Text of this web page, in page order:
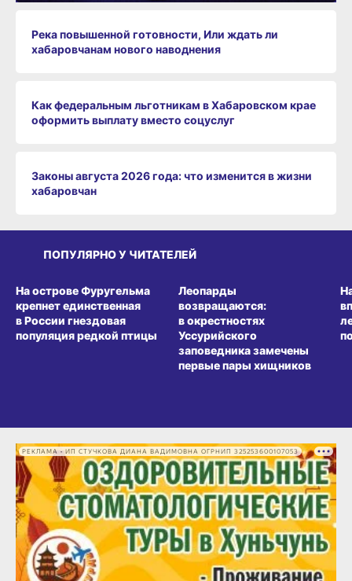
Река повышенной готовности, Или ждать ли
хабаровчанам нового наводнения
Как федеральным льготникам в Хабаровском крае
оформить выплату вместо соцуслуг
Законы августа 2026 года: что изменится в жизни
хабаровчан
ПОПУЛЯРНО У ЧИТАТЕЛЕЙ
На острове Фуругельма
крепнет единственная
в России гнездовая
популяция редкой птицы
Леопарды
возвращаются:
в окрестностях
Уссурийского
заповедника замечены
первые пары хищников
РЕКЛАМА • ИП СТУЧКОВА ДИАНА ВАДИМОВНА ОГРНИП 325253600107053